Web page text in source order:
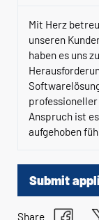
Mit Herz
unseren
haben es uns
Anspruch ist
aufgehoben
Submit
Share